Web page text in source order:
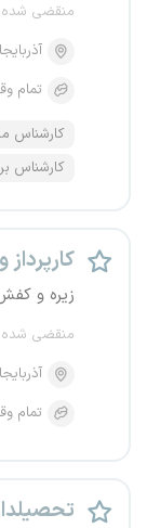
منقضی شده
تمام
کارشناس
کارشناس
زیره و
منقضی شده
تمام